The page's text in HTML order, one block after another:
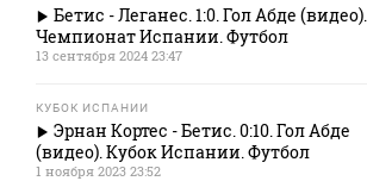
Бетис - Леганес. 1:0. Гол Абде (видео).
Чемпионат Испании. Футбол
13 сентября 2024 23:47
КУБОК ИСПАНИИ
Эрнан Кортес - Бетис. 0:10. Гол Абде
(видео). Кубок Испании. Футбол
1 ноября 2023 23:52